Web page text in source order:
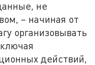
не
– начиная от
организовывать
действий,